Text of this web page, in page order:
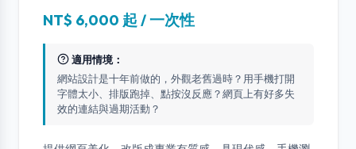
NT$ 6,000 起 / 一次性
適用情境：
網站設計是十年前做的，外觀老舊過時？用手機打開
字體太小、排版跑掉、點按沒反應？網頁上有好多失
效的連結與過期活動？